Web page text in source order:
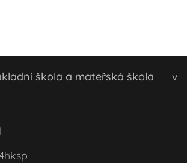
škola a mateřská škola v